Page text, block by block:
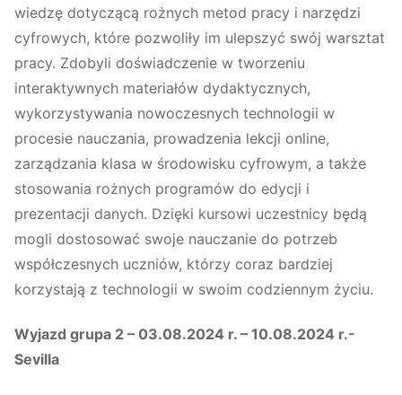
wiedzę dotyczącą rożnych metod pracy i narzędzi
cyfrowych, które pozwoliły im ulepszyć swój warsztat
pracy. Zdobyli doświadczenie w tworzeniu
interaktywnych materiałów dydaktycznych,
wykorzystywania nowoczesnych technologii w
procesie nauczania, prowadzenia lekcji online,
zarządzania klasa w środowisku cyfrowym, a także
stosowania rożnych programów do edycji i
prezentacji danych. Dzięki kursowi uczestnicy będą
mogli dostosować swoje nauczanie do potrzeb
współczesnych uczniów, którzy coraz bardziej
korzystają z technologii w swoim codziennym życiu.
Wyjazd grupa 2 – 03.08.2024 r. – 10.08.2024 r.-
Sevilla